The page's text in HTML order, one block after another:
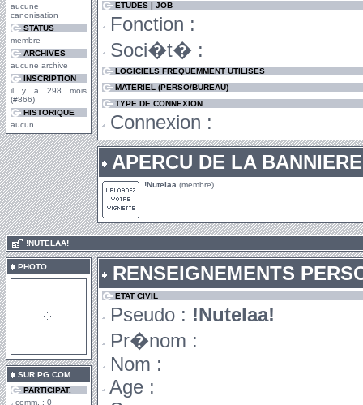
aucune
canonisation
STATUS
membre
ARCHIVES
aucune archive
INSCRIPTION
il y a 298 mois
(#866)
HISTORIQUE
aucun
ETUDES | JOB
Fonction :
Soci�t� :
LOGICIELS FREQUEMMENT UTILISES
MATERIEL (PERSO/BUREAU)
TYPE DE CONNEXION
Connexion :
APERCU DE LA
!Nutelaa (membre)
!NUTELAA!
PHOTO
SUR PG.COM
PARTICIPAT.
comm. : 0
RENSEIGNEMENTS
ETAT CIVIL
Pseudo : !Nutelaa!
Pr�nom :
Nom :
Age :